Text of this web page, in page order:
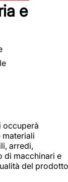
e
occuperà
materiali
arredi,
di macchinari e
del prodotto